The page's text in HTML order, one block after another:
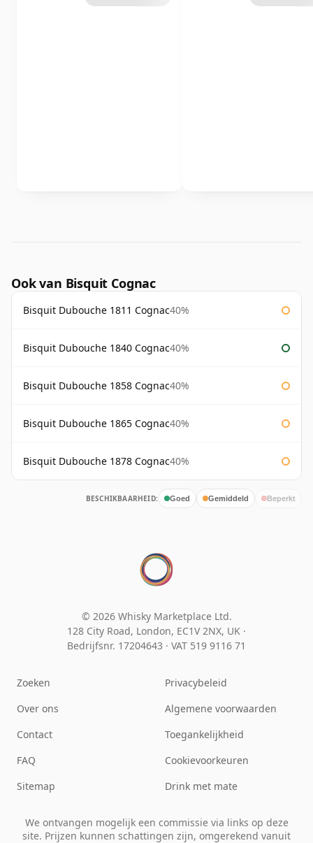
Ook van Bisquit Cognac
Bisquit Dubouche 1811 Cognac40%
Bisquit Dubouche 1840 Cognac40%
Bisquit Dubouche 1858 Cognac40%
Bisquit Dubouche 1865 Cognac40%
Bisquit Dubouche 1878 Cognac40%
BESCHIKBAARHEID: Goed Gemiddeld Beperkt
© 2026 Whisky Marketplace Ltd.
128 City Road, London, EC1V 2NX, UK ·
Bedrijfsnr. 17204643 · VAT 519 9116 71
Zoeken
Over ons
Contact
FAQ
Sitemap
Privacybeleid
Algemene voorwaarden
Toegankelijkheid
Cookievoorkeuren
Drink met mate
We ontvangen mogelijk een commissie via links op deze
site. Prijzen kunnen schattingen zijn, omgerekend vanuit